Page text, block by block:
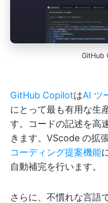
GitHub
GitHub CopilotはAI ツ
にとって最も有用な生
す。コードの記述を高
きます。VScode の拡
コーディング提案機能
自動補完を行います。
さらに、不慣れな言語